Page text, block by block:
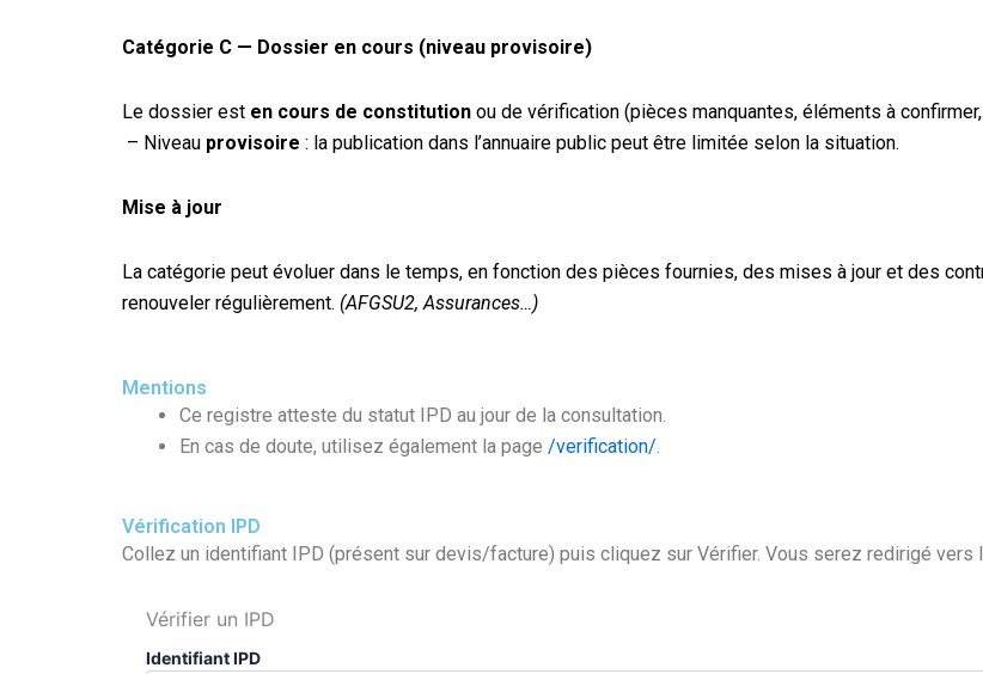
Catégorie C — Dossier en cours (niveau provisoire)
Le dossier est en cours de constitution ou de vérification (pièces manquantes, éléments à
– Niveau provisoire : la publication dans l’annuaire public peut être limitée selon la situation.
Mise à jour
La catégorie peut évoluer dans le temps, en fonction des pièces fournies, des mises à jour et des
renouveler régulièrement. (AFGSU2, Assurances…)
Mentions
Ce registre atteste du statut IPD au jour de la consultation.
En cas de doute, utilisez également la page /verification/.
Vérification IPD
Collez un identifiant IPD (présent sur devis/facture) puis cliquez sur Vérifier. Vous serez redirigé vers
Vérifier un IPD
Identifiant IPD